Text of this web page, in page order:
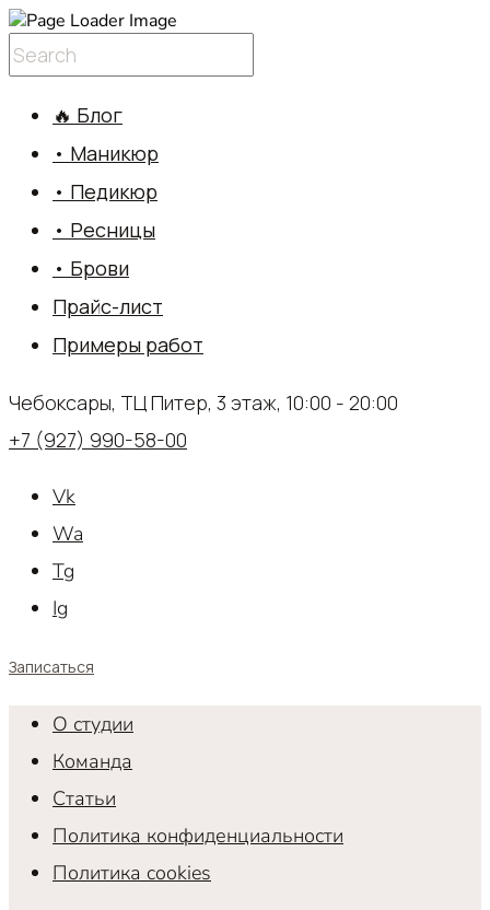
🔥 Блог
• Маникюр
• Педикюр
• Ресницы
• Брови
Прайс-лист
Примеры работ
Чебоксары, ТЦ Питер, 3 этаж, 10:00 - 20:00
+7 (927) 990-58-00
Vk
Wa
Tg
Ig
Записаться
О студии
Команда
Статьи
Политика конфиденциальности
Политика cookies